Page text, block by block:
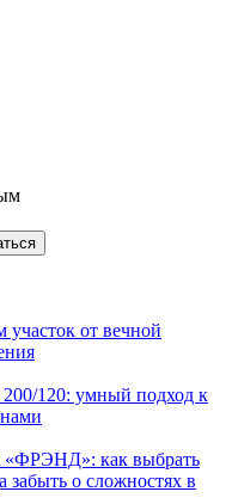
участок от вечной
120: умный подход к
«ФРЭНД»: как выбрать
забыть о сложностях в